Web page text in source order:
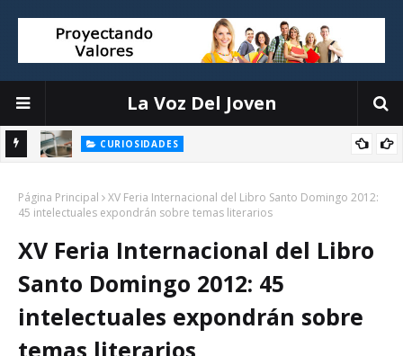
La Voz Del Joven
CURIOSIDADES
enfriar la casa sin aire acondicionado
Página Principal
XV Feria Internacional del Libro Santo Domingo 2012:
45 intelectuales expondrán sobre temas literarios
XV Feria Internacional del Libro
Santo Domingo 2012: 45
intelectuales expondrán sobre